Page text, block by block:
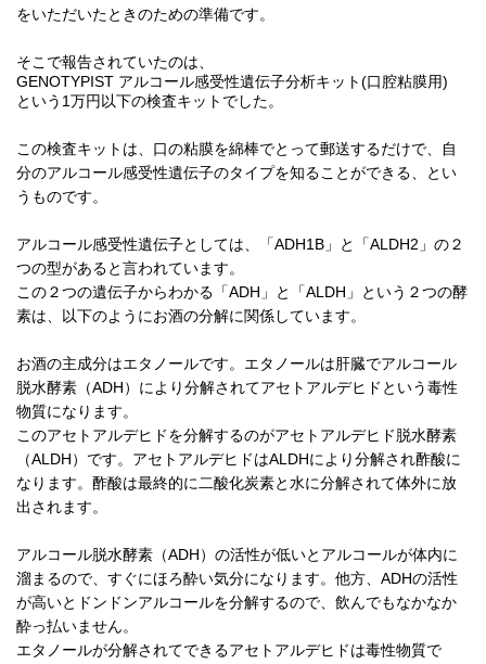
をいただいたときのための準備です。
そこで報告されていたのは、
GENOTYPIST アルコール感受性遺伝子分析キット(口腔粘膜用)
という1万円以下の検査キットでした。
この検査キットは、口の粘膜を綿棒でとって郵送するだけで、自
分のアルコール感受性遺伝子のタイプを知ることができる、とい
うものです。
アルコール感受性遺伝子としては、「ADH1B」と「ALDH2」の２
つの型があると言われています。
この２つの遺伝子からわかる「ADH」と「ALDH」という２つの酵
素は、以下のようにお酒の分解に関係しています。
お酒の主成分はエタノールです。エタノールは肝臓でアルコール
脱水酵素（ADH）により分解されてアセトアルデヒドという毒性
物質になります。
このアセトアルデヒドを分解するのがアセトアルデヒド脱水酵素
（ALDH）です。アセトアルデヒドはALDHにより分解され酢酸に
なります。酢酸は最終的に二酸化炭素と水に分解されて体外に放
出されます。
アルコール脱水酵素（ADH）の活性が低いとアルコールが体内に
溜まるので、すぐにほろ酔い気分になります。他方、ADHの活性
が高いとドンドンアルコールを分解するので、飲んでもなかなか
酔っ払いません。
エタノールが分解されてできるアセトアルデヒドは毒性物質で